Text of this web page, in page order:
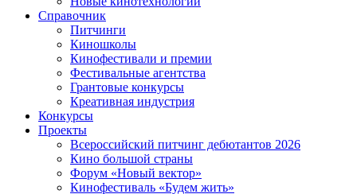
Справочник
Питчинги
Киношколы
Кинофестивали и премии
Фестивальные агентства
Грантовые конкурсы
Креативная индустрия
Конкурсы
Проекты
Всероссийский питчинг дебютантов 2026
Кино большой страны
Форум «Новый вектор»
Кинофестиваль «Будем жить»